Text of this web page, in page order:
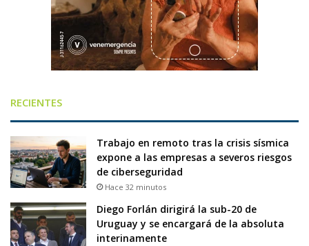
RECIENTES
Trabajo en remoto tras la crisis sísmica
expone a las empresas a severos riesgos
de ciberseguridad
Hace 32 minutos
Diego Forlán dirigirá la sub-20 de
Uruguay y se encargará de la absoluta
interinamente